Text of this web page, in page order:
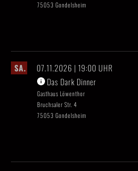
75053 Gondelsheim
SA.
07.11.2026 | 19:00 UHR
Das Dark Dinner
Gasthaus Löwenthor
Bruchsaler Str. 4
75053 Gondelsheim